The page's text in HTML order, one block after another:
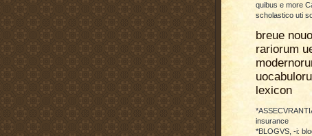
quibus e more
scholastico uti
breue
rariorum
lexicon
insurance
*BLOGVS, -i: